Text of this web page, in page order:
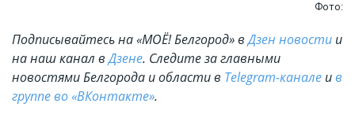
Фото:
Подписывайтесь на «МОЁ! Белгород» вДзен новости и
на наш канал вДзене. Cледите за главными
новостями Белгорода и области в Telegram-канале ив
группе во «ВКонтакте».